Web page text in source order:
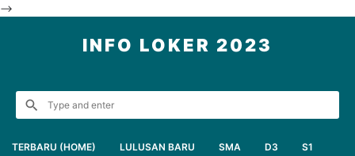
-->
INFO LOKER 2023
TERBARU (HOME) LULUSAN BARU SMA D3 S1